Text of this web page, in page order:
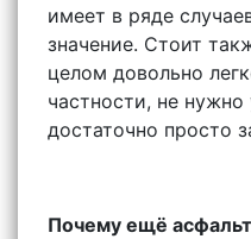
имеет в ряде
значение. Стоит
целом довольно
частности, не
достаточно просто
Почему ещё